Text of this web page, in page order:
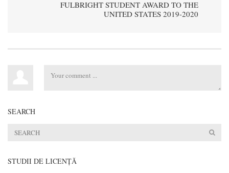
FULBRIGHT STUDENT AWARD TO THE
UNITED STATES 2019-2020
SEARCH
STUDII DE LICENŢĂ